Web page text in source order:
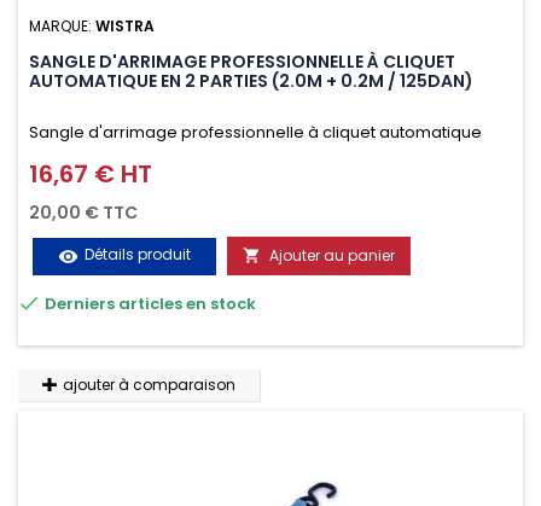
MARQUE: WISTRA
SANGLE D'ARRIMAGE PROFESSIONNELLE À CLIQUET
AUTOMATIQUE EN 2 PARTIES (2.0M + 0.2M / 125DAN)
Sangle d'arrimage professionnelle à cliquet automatique
avec crochet deux doigts soudés en J en 2 parties (2.0M +
0.2M / 125daN), simple et rapide d'utilisation. Permet
d'arrimer et de sécuriser vos chargements pendant le
transport. Matière polyester très résistante aux UV et aux
variations de températures, n'absorbe pas l'eau.
Prix
16,67 € HT
20,00 € TTC
visibility Détails produit  Ajouter au panier
 Derniers articles en stock
ajouter à comparaison